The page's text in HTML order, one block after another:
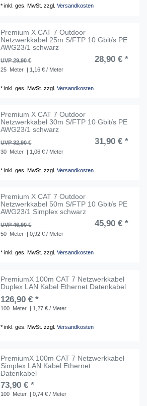
*inkl. ges. MwSt. zzgl.Versandkosten
Premium X CAT 7 Outdoor
Netzwerkkabel 25m S/FTP 10 Gbit/s PE
AWG23/1 schwarz
UVP 29,90 € 28,90 € *
25 Meter | 1,16 € / Meter
*inkl. ges. MwSt. zzgl.Versandkosten
Premium X CAT 7 Outdoor
Netzwerkkabel 30m S/FTP 10 Gbit/s PE
AWG23/1 schwarz
UVP 32,90 € 31,90 € *
30 Meter | 1,06 € / Meter
*inkl. ges. MwSt. zzgl.Versandkosten
Premium X CAT 7 Outdoor
Netzwerkkabel 50m S/FTP 10 Gbit/s PE
AWG23/1 Simplex schwarz
UVP 46,90 € 45,90 € *
50 Meter | 0,92 € / Meter
*inkl. ges. MwSt. zzgl.Versandkosten
PremiumX 100m CAT 7 Netzwerkkabel
Duplex LAN Kabel Ethernet Datenkabel
126,90 € *
100 Meter | 1,27 € / Meter
*inkl. ges. MwSt. zzgl.Versandkosten
PremiumX 100m CAT 7 Netzwerkkabel
Simplex LAN Kabel Ethernet
Datenkabel
73,90 € *
100 Meter | 0,74 € / Meter